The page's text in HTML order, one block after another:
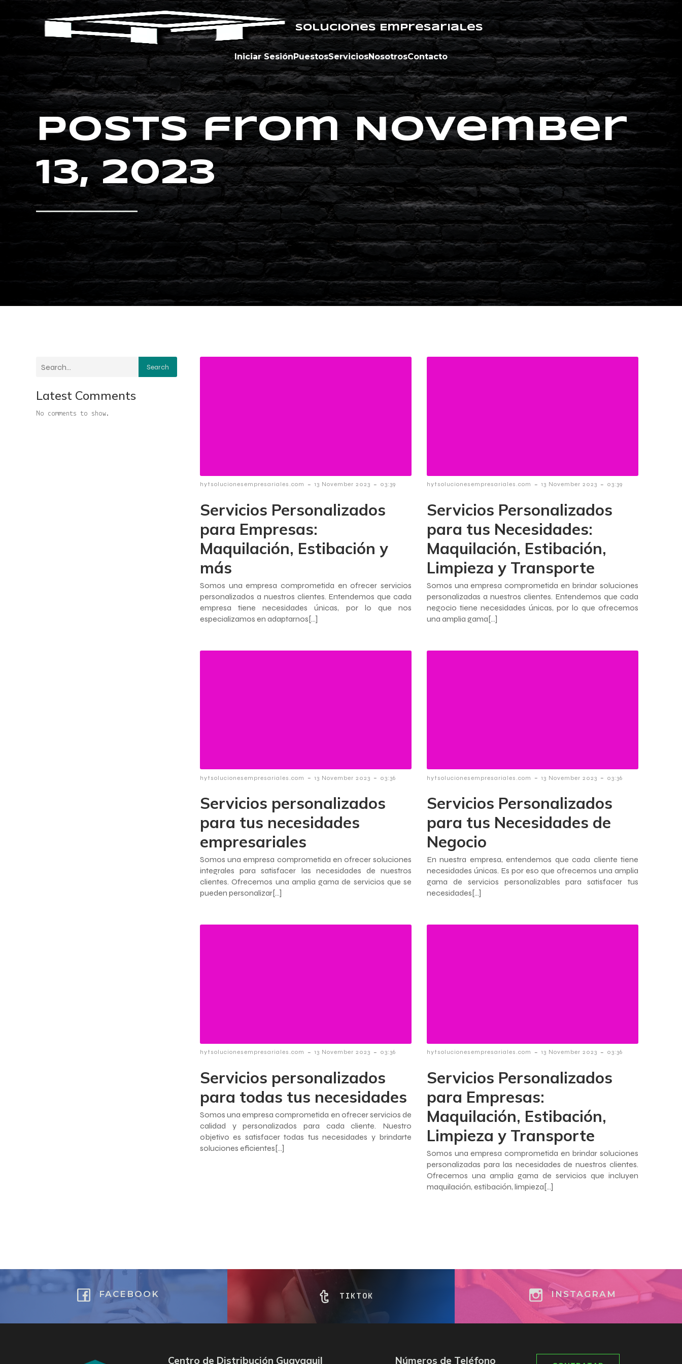
Soluciones Empresariales
Iniciar SesiónPuestosServiciosNosotrosContacto
Posts from November
13, 2023
Search
Latest Comments
No comments to show.
hytsolucionesempresariales.com - 13 November 2023 - 03:39
Servicios Personalizados
para Empresas:
Maquilación, Estibación y
más
Somos una empresa comprometida en ofrecer servicios
personalizados a nuestros clientes. Entendemos que cada
empresa tiene necesidades únicas, por lo que nos
especializamos en adaptarnos[…]
hytsolucionesempresariales.com - 13 November 2023 - 03:39
Servicios Personalizados
para tus Necesidades:
Maquilación, Estibación,
Limpieza y Transporte
Somos una empresa comprometida en brindar soluciones
personalizadas a nuestros clientes. Entendemos que cada
negocio tiene necesidades únicas, por lo que ofrecemos
una amplia gama[…]
hytsolucionesempresariales.com - 13 November 2023 - 03:36
Servicios personalizados
para tus necesidades
empresariales
Somos una empresa comprometida en ofrecer soluciones
integrales para satisfacer las necesidades de nuestros
clientes. Ofrecemos una amplia gama de servicios que se
pueden personalizar[…]
hytsolucionesempresariales.com - 13 November 2023 - 03:36
Servicios Personalizados
para tus Necesidades de
Negocio
En nuestra empresa, entendemos que cada cliente tiene
necesidades únicas. Es por eso que ofrecemos una amplia
gama de servicios personalizables para satisfacer tus
necesidades[…]
hytsolucionesempresariales.com - 13 November 2023 - 03:36
Servicios personalizados
para todas tus necesidades
Somos una empresa comprometida en ofrecer servicios de
calidad y personalizados para cada cliente. Nuestro
objetivo es satisfacer todas tus necesidades y brindarte
soluciones eficientes[…]
hytsolucionesempresariales.com - 13 November 2023 - 03:36
Servicios Personalizados
para Empresas:
Maquilación, Estibación,
Limpieza y Transporte
Somos una empresa comprometida en brindar soluciones
personalizadas para las necesidades de nuestros clientes.
Ofrecemos una amplia gama de servicios que incluyen
maquilación, estibación, limpieza[…]
FACEBOOK TIKTOK INSTAGRAM
Centro de Distribución Guayaquil Números de Teléfono